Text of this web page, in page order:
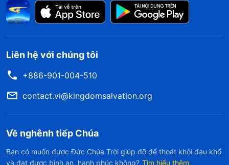
Liên hệ với chúng tôi
+886-901-004-510
contact.vi@kingdomsalvation.org
Về nghênh tiếp Chúa
Bạn có muốn được Đức Chúa Trời giúp đỡ để thoát khỏi đau khổ
và đạt được bình an, hạnh phúc không? Tìm hiểu thêm